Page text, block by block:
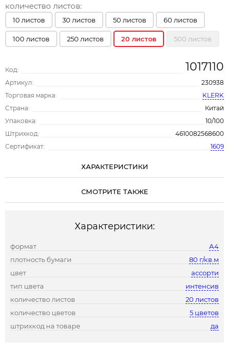
количество листов:
10 листов 30 листов 50 листов 60 листов
100 листов 250 листов 20 листов 500 листов
Код: 1017110
Артикул:
230938
Торговая марка:
KLERK
Страна:
Китай
Упаковка:
10/100
Штрихкод:
4610082568600
Сертификат:
1609
ХАРАКТЕРИСТИКИ
СМОТРИТЕ ТАКЖЕ
Характеристики:
формат
А4
плотность бумаги
80 г/кв.м
цвет
ассорти
тип цвета
интенсив
количество листов
20 листов
количество цветов
5 цветов
штрихкод на товаре
да